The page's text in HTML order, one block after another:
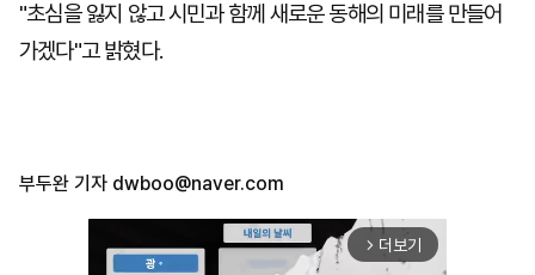
"초심을 잃지 않고 시민과 함께 새로운 동해의 미래를 만들어
가겠다"고 밝혔다.
부두완 기자 dwboo@naver.com
arrow_forward_ios 더보기